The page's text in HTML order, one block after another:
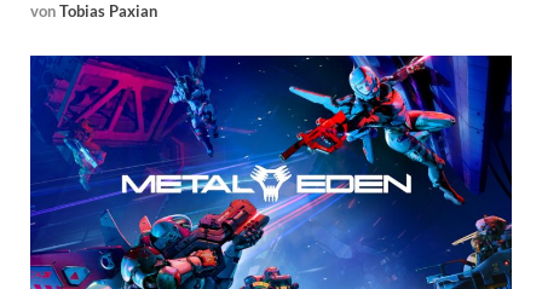
vonTobias Paxian